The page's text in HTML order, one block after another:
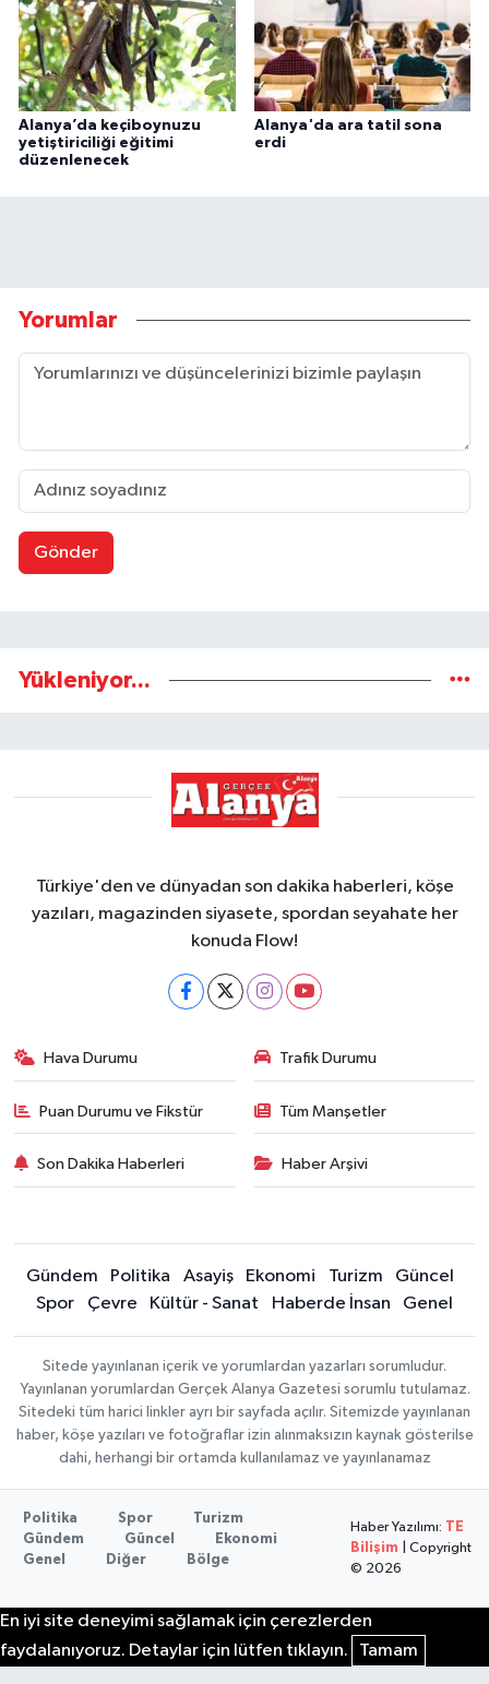
Alanya’da keçiboynuzu
yetiştiriciliği eğitimi
düzenlenecek
Alanya'da ara tatil sona
erdi
Yorumlar
Gönder
Yükleniyor...
Türkiye'den ve dünyadan son dakika haberleri, köşe
yazıları, magazinden siyasete, spordan seyahate her
konuda Flow!
Hava Durumu Trafik Durumu
Puan Durumu ve Fikstür Tüm Manşetler
Son Dakika Haberleri Haber Arşivi
Gündem Politika Asayiş Ekonomi Turizm
Güncel
Spor
Çevre Kültür - Sanat Haberde İnsan Genel
Sitede yayınlanan içerik ve yorumlardan yazarları sorumludur.
Yayınlanan yorumlardan Gerçek Alanya Gazetesi sorumlu tutulamaz.
Sitedeki tüm harici linkler ayrı bir sayfada açılır. Sitemizde yayınlanan
haber, köşe yazıları ve fotoğraflar izin alınmaksızın kaynak gösterilse
dahi, herhangi bir ortamda kullanılamaz ve yayınlanamaz
Politika Spor
Turizm
Gündem
Güncel
Ekonomi
Genel
Diğer Bölge
Haber Yazılımı:
TE
Bilişim | Copyright
© 2026
En iyi site deneyimi sağlamak için çerezlerden
faydalanıyoruz. Detaylar için lütfen tıklayın.
Tamam